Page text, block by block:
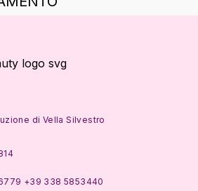
di Vella Silvestro
+39 338 5853440